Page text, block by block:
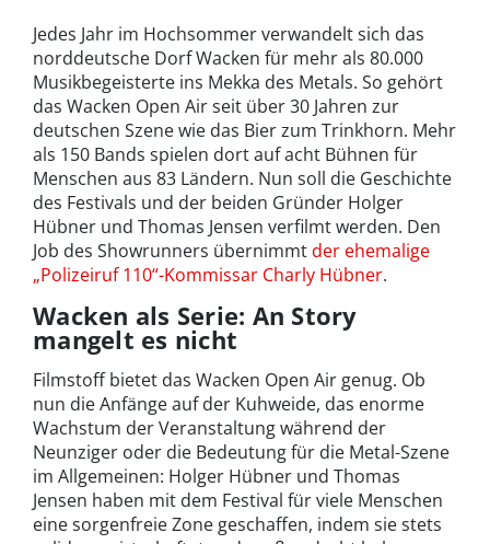
Jedes Jahr im Hochsommer verwandelt sich das
norddeutsche Dorf Wacken für mehr als 80.000
Musikbegeisterte ins Mekka des Metals. So gehört
das Wacken Open Air seit über 30 Jahren zur
deutschen Szene wie das Bier zum Trinkhorn. Mehr
als 150 Bands spielen dort auf acht Bühnen für
Menschen aus 83 Ländern. Nun soll die Geschichte
des Festivals und der beiden Gründer Holger
Hübner und Thomas Jensen verfilmt werden. Den
Job des Showrunners übernimmtder ehemalige
„Polizeiruf 110“-Kommissar Charly Hübner.
Wacken als Serie: An Story
mangelt es nicht
Filmstoff bietet das Wacken Open Air genug. Ob
nun die Anfänge auf der Kuhweide, das enorme
Wachstum der Veranstaltung während der
Neunziger oder die Bedeutung für die Metal-Szene
im Allgemeinen: Holger Hübner und Thomas
Jensen haben mit dem Festival für viele Menschen
eine sorgenfreie Zone geschaffen, indem sie stets